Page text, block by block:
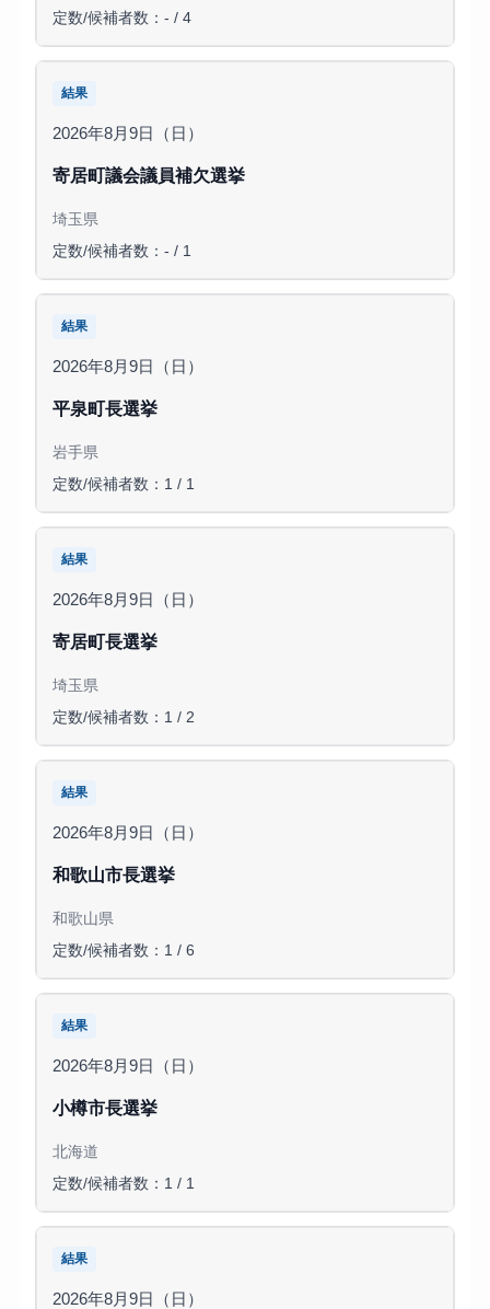
定数/候補者数：- / 4
結果
2026年8月9日（日）
寄居町議会議員補欠選挙
埼玉県
定数/候補者数：- / 1
結果
2026年8月9日（日）
平泉町長選挙
岩手県
定数/候補者数：1 / 1
結果
2026年8月9日（日）
寄居町長選挙
埼玉県
定数/候補者数：1 / 2
結果
2026年8月9日（日）
和歌山市長選挙
和歌山県
定数/候補者数：1 / 6
結果
2026年8月9日（日）
小樽市長選挙
北海道
定数/候補者数：1 / 1
結果
2026年8月9日（日）